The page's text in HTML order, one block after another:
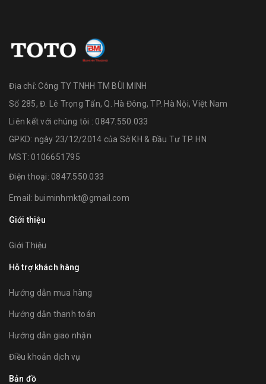
Địa chỉ:Công TY TNHH TM BÙI MINH
Số 285, Đ. Lê Trọng Tấn, Q. Hà Đông, TP. Hà Nội, Việt Nam
Liên kết với chúng tôi : 0847.550.033
GPKD: ngày 23/12/2014 của Sở KH & Đầu Tư TP. HN
MST: 0106651795
Điện thoại: 0847.550.033
Email: buiminhmkt@gmail.com
Giới thiệu
Giới Thiệu
Hỗ trợ khách hàng
Hướng dẫn mua hàng
Hướng dẫn thanh toán
Hướng dẫn giao nhận
Điều khoản dịch vụ
Bản đồ